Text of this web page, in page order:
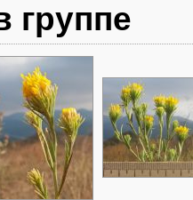
группе